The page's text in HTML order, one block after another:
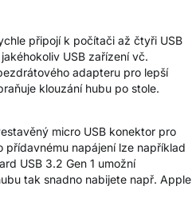
připojí k počítači až čtyři USB
USB zařízení vč.
adapteru pro lepší
klouzání hubu po stole.
micro USB konektor pro
napájení lze například
USB 3.2 Gen 1 umožní
tak snadno nabijete např. Apple